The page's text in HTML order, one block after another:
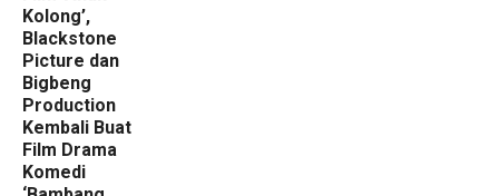
Kolong’,
Blackstone
Picture dan
Bigbeng
Production
Kembali Buat
Film Drama
Komedi